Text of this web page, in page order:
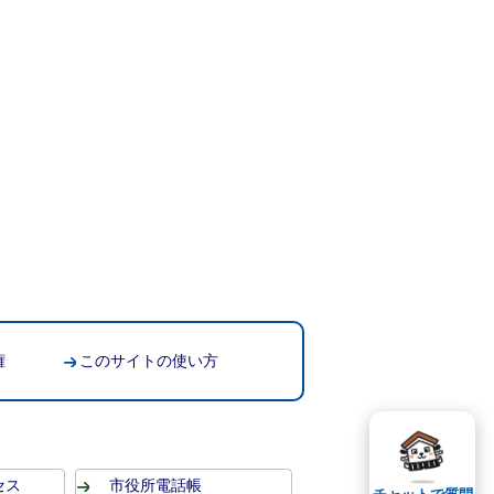
このサイトの使い方
ス 市役所電話帳